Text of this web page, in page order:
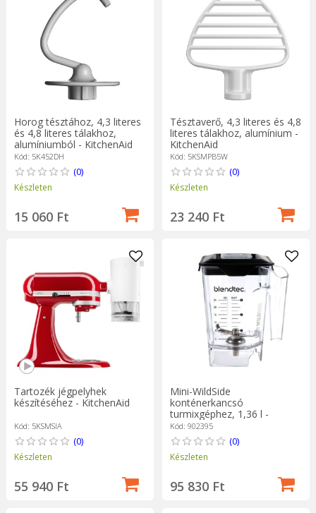
Horog tésztához, 4,3 literes
és 4,8 literes tálakhoz,
alumíniumból - KitchenAid
Kód: 5K452DH
(0)
Készleten
15 060 Ft
Tésztaverő, 4,3 literes és 4,8
literes tálakhoz, alumínium -
KitchenAid
Kód: 5KSMPB5W
(0)
Készleten
23 240 Ft
Tartozék jégpelyhek
készítéséhez - KitchenAid
Kód: 5KSMSIA
(0)
Készleten
55 940 Ft
Mini-WildSide
konténerkancsó
turmixgéphez, 1,36 l -
Blendtec
Kód: 902395
(0)
Készleten
95 830 Ft